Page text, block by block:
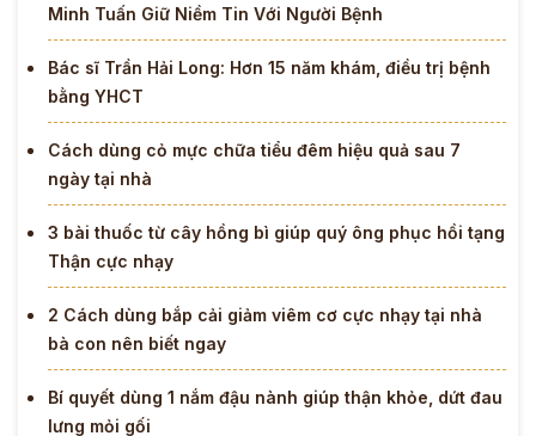
Minh Tuấn Giữ Niềm Tin Với Người Bệnh
Bác sĩ Trần Hải Long: Hơn 15 năm khám, điều trị bệnh
bằng YHCT
Cách dùng cỏ mực chữa tiểu đêm hiệu quả sau 7
ngày tại nhà
3 bài thuốc từ cây hồng bì giúp quý ông phục hồi tạng
Thận cực nhạy
2 Cách dùng bắp cải giảm viêm cơ cực nhạy tại nhà
bà con nên biết ngay
Bí quyết dùng 1 nắm đậu nành giúp thận khỏe, dứt đau
lưng mỏi gối